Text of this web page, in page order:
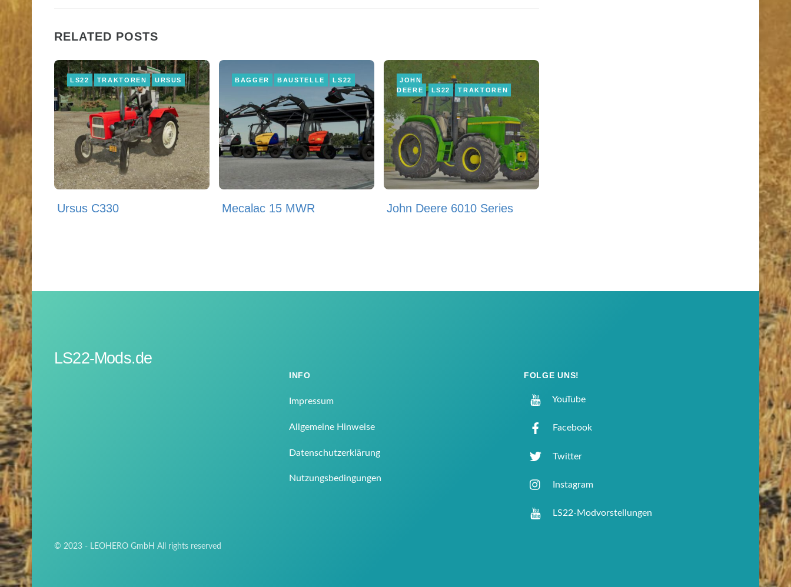
RELATED POSTS
LS22 TRAKTOREN URSUS
Ursus C330
BAGGER BAUSTELLE LS22
Mecalac 15 MWR
JOHN
DEERE
LS22 TRAKTOREN
John Deere 6010 Series
LS22-Mods.de
INFO
Impressum
Allgemeine Hinweise
Datenschutzerklärung
Nutzungsbedingungen
FOLGE UNS!
YouTube
Facebook
Twitter
Instagram
LS22-Modvorstellungen
© 2023 - LEOHERO GmbH All rights reserved